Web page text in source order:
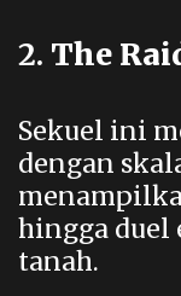
2. The
Sekuel ini
dengan
hingga duel
tanah.